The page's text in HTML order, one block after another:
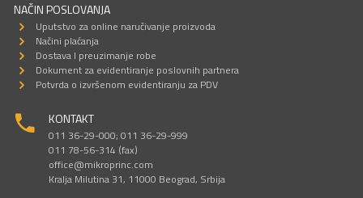
NAČIN POSLOVANJA
Uputstvo za online naručivanje proizvoda
Načini plaćanja
Dostava I preuzimanje robe
Dokument za evidentiranje poslovnih partnera
Potvrda o izvršenom evidentiranju za PDV
KONTAKT
011 36-29-000; 011 36-29-999
011 78-56-314 (fax)
office@mikroprinc.com
Kralja Milutina 31, 11000 Beograd, Srbija